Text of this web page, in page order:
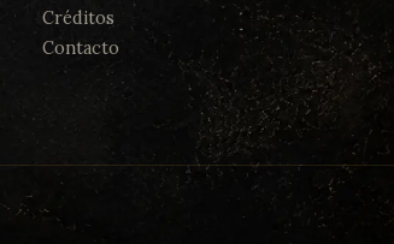
Créditos
Contacto